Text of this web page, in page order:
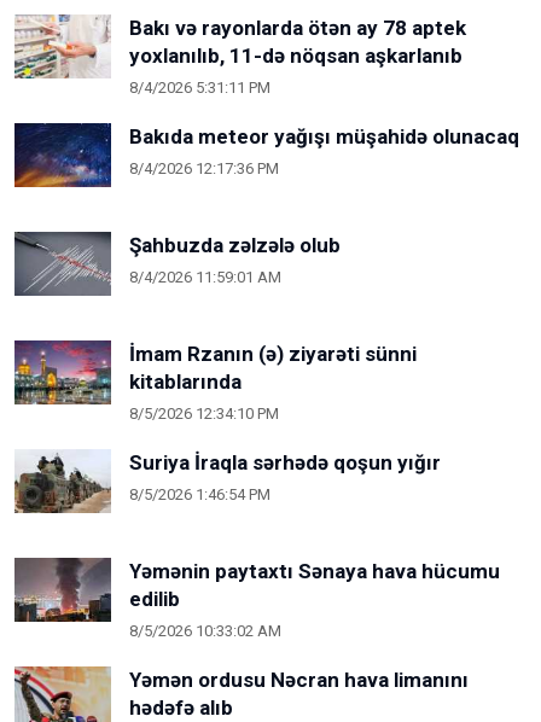
Bakı və rayonlarda ötən ay 78 aptek
yoxlanılıb, 11-də nöqsan aşkarlanıb
8/4/2026 5:31:11 PM
Bakıda meteor yağışı müşahidə olunacaq
8/4/2026 12:17:36 PM
Şahbuzda zəlzələ olub
8/4/2026 11:59:01 AM
İmam Rzanın (ə) ziyarəti sünni
kitablarında
8/5/2026 12:34:10 PM
Suriya İraqla sərhədə qoşun yığır
8/5/2026 1:46:54 PM
Yəmənin paytaxtı Sənaya hava hücumu
edilib
8/5/2026 10:33:02 AM
Yəmən ordusu Nəcran hava limanını
hədəfə alıb